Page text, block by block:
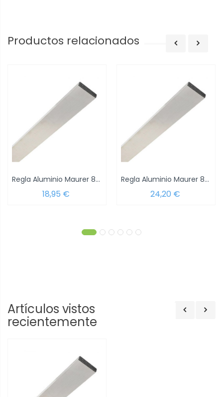
Productos relacionados
Regla Aluminio Maurer 80x20 - 200 cm. de...
18,95 €
Regla Aluminio Maurer 80x20 - 250 cm. de...
24,20 €
Artículos vistos
recientemente